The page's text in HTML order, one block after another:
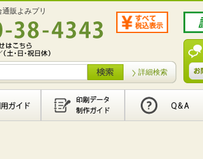
販よみプリ
詳細検索